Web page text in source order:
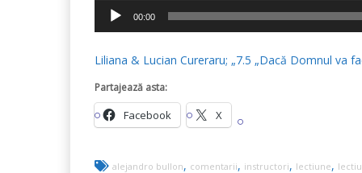
Player
audio
00:00
Liliana & Lucian Cureraru; „7.5 „Dacă Domnul va
Partajează asta:
Facebook X
alejandro bullon, comentarii, instructori, lectiune,